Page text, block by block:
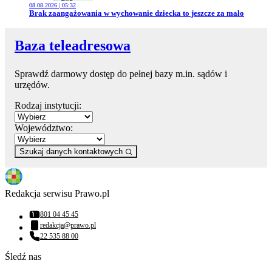
08.08.2026 | 05:32
Przejdź do artykułu:
Brak zaangażowania w wychowanie dziecka to jeszcze za mało
Baza teleadresowa
Sprawdź darmowy dostęp do pełnej bazy m.in. sądów i
urzędów.
Rodzaj instytucji:
Województwo:
Szukaj danych kontaktowych
Redakcja serwisu Prawo.pl
Numer telefonu:
801 04 45 45
Adres email:
redakcja@prawo.pl
Numer telefonu:
22 535 88 00
Śledź nas